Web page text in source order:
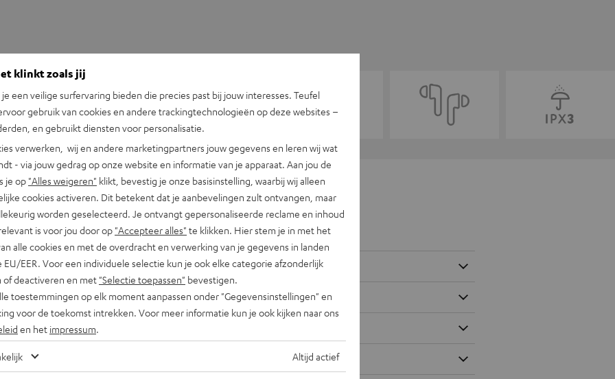
earbud links
klinkt zoals jij
je een veilige surfervaring bieden die precies past bij jouw interesses. Teufel
gebruik van cookies en andere trackingtechnologieën op deze websites –
en gebruikt diensten voor personalisatie.
verwerken, wij en andere marketingpartners jouw gegevens en leren wij wat
- via jouw gedrag op onze website en informatie van je apparaat. Aan jou de
je op "Alles weigeren" klikt, bevestig je onze basisinstelling, waarbij wij alleen
cookies activeren. Dit betekent dat je aanbevelingen zult ontvangen, maar
worden geselecteerd. Je ontvangt gepersonaliseerde reclame en inhoud
is voor jou door op "Accepteer alles" te klikken. Hier stem je in met het
alle cookies en met de overdracht en verwerking van je gegevens in landen
EU/EER. Voor een individuele selectie kun je ook elke categorie afzonderlijk
of deactiveren en met "Selectie toepassen" bevestigen.
toestemmingen op elk moment aanpassen onder "Gegevensinstellingen" en
voor de toekomst intrekken. Voor meer informatie kun je ook kijken naar ons
en het impressum
Altijd actief